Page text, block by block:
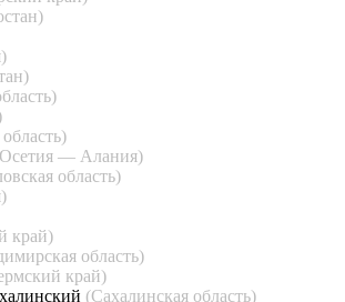
Осетия — Алания)
область)
край)
область)
край)
(Сахалинская область)